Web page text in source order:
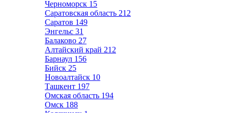
Черноморск 15
Саратовская область 212
Саратов 149
Энгельс 31
Балаково 27
Алтайский край 212
Барнаул 156
Бийск 25
Новоалтайск 10
Ташкент 197
Омская область 194
Омск 188